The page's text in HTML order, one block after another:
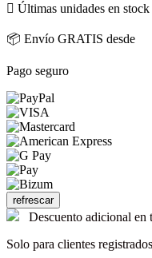
 Últimas unidades en stock
📦 Envío GRATIS desde
Pago seguro
Descuento adicional
Solo para clientes registrados